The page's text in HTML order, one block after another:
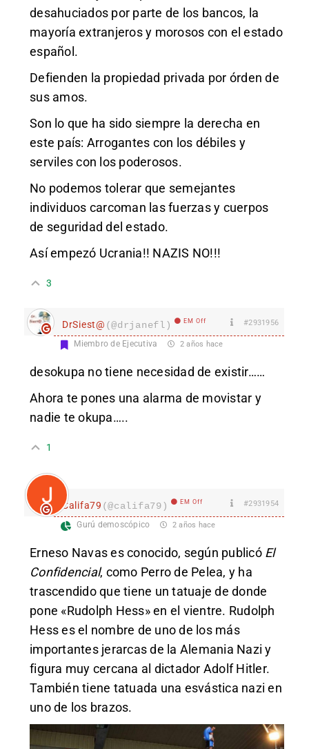
desahuciados por parte de los bancos, la
mayoría extranjeros y morosos con el estado
español.
Defienden la propiedad privada por órden de
sus amos.
Son lo que ha sido siempre la derecha en
este país: Arrogantes con los débiles y
serviles con los poderosos.
No podemos tolerar que semejantes
individuos carcoman las fuerzas y cuerpos
de seguridad del estado.
Así empezó Ucrania!! NAZIS NO!!!
3
DrSiest@ (@drjanefl) EM Off #2931956
Miembro de Ejecutiva 2 años hace
desokupa no tiene necesidad de existir……
Ahora te pones una alarma de movistar y
nadie te okupa…..
1
Califa79 (@califa79) EM Off #2931954
Gurú demoscópico 2 años hace
Erneso Navas es conocido, según publicó El
Confidencial, como Perro de Pelea, y ha
trascendido que tiene un tatuaje de donde
pone «Rudolph Hess» en el vientre. Rudolph
Hess es el nombre de uno de los más
importantes jerarcas de la Alemania Nazi y
figura muy cercana al dictador Adolf Hitler.
También tiene tatuada una esvástica nazi en
uno de los brazos.